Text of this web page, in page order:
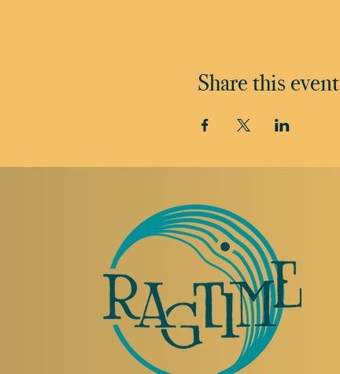
Share this event